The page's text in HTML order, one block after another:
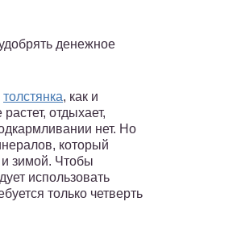
денежное
толстянка, как и
отдыхает,
нет. Но
который
зимой. Чтобы
использовать
только четверть